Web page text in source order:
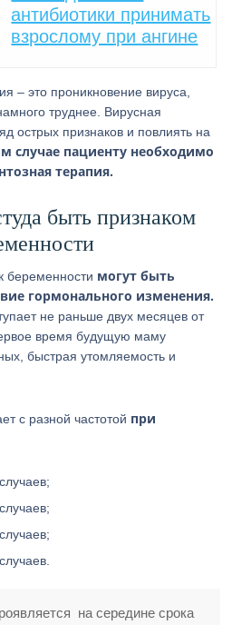
антибиотики принимать
взрослому при ангине
– это проникновение вируса,
труднее. Вирусная
острых признаков и повлиять на
случае пациенту необходимо
терапия.
быть признаком
беременности могут быть
гормонального изменения.
не раньше двух месяцев от
время будущую маму
быстрая утомляемость и
с разной частотой при
на середине срока